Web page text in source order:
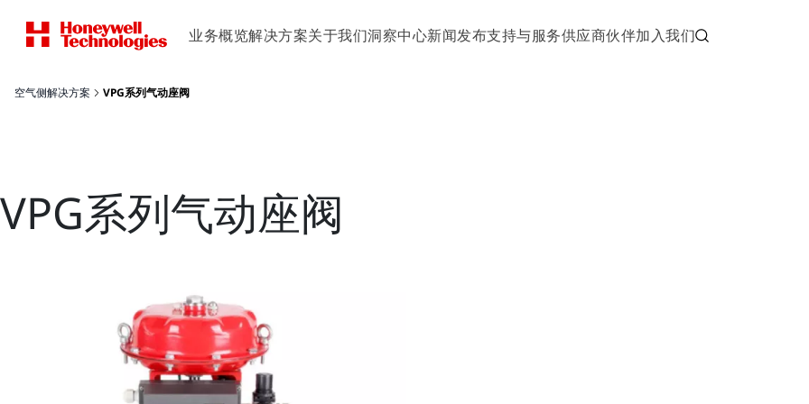
业务概览解决方案关于我们洞察中心新闻发布支持与服务供应商伙伴加入我们
空气侧解决方案 VPG系列气动座阀
VPG系列气动座阀